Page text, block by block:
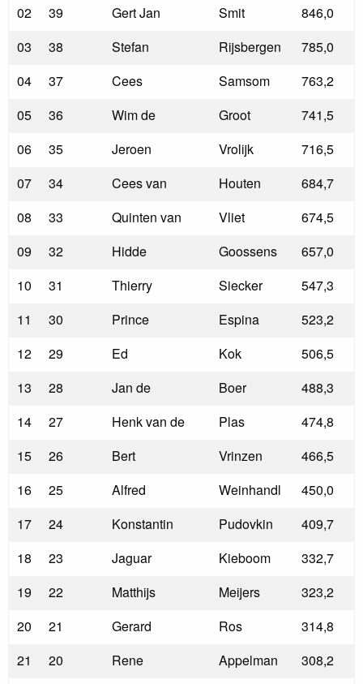
02
39 Gert Jan Smit
846,0
03
38 Stefan Rijsbergen
785,0
04
37 Cees Samsom
763,2
05
36 Wim de Groot
741,5
06
35 Jeroen Vrolijk
716,5
07
34 Cees van Houten
684,7
08
33 Quinten van Vliet
674,5
09
32 Hidde Goossens
657,0
10
31 Thierry Siecker
547,3
11
30 Prince Espina
523,2
12
29 Ed Kok
506,5
13
28 Jan de Boer
488,3
14
27 Henk van de Plas
474,8
15
26 Bert Vrinzen
466,5
16
25 Alfred Weinhandl
450,0
17
24 Konstantin Pudovkin
409,7
18
23 Jaguar Kieboom
332,7
19
22 Matthijs Meijers
323,2
20
21 Gerard Ros
314,8
21
20 Rene Appelman
308,2